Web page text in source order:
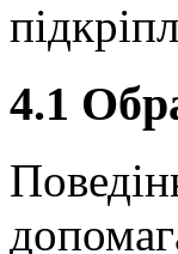
4.1